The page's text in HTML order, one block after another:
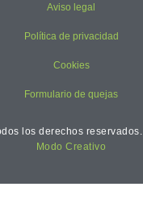
los derechos reservados.
Modo Creativo
Formulario de quejas
Cookies
Política de privacidad
Aviso legal